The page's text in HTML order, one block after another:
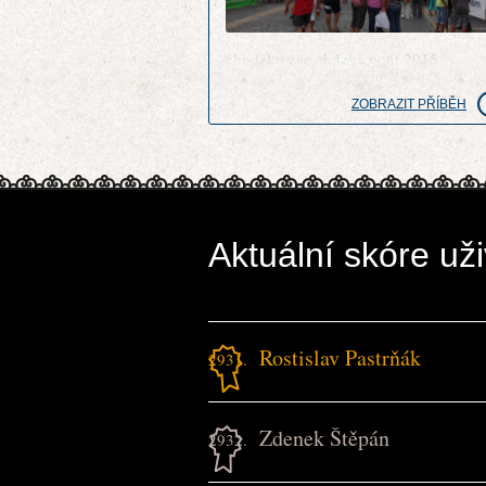
chodzko zije chdzka pout 2015
ZOBRAZIT PŘÍBĚH
Aktuální skóre
2931. Rostislav Pastrňák
2932. Zdenek Štěpán